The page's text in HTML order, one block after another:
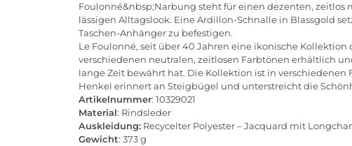
Foulonné&nbsp;Narbung steht für einen dezenten, zeitlos
lässigen Alltagslook. Eine Ardillon-Schnalle in Blassgold
Taschen-Anhänger zu befestigen.
Le Foulonné, seit über 40 Jahren eine ikonische
verschiedenen neutralen, zeitlosen Farbtönen erhältlich
lange Zeit bewährt hat. Die Kollektion ist in
Henkel erinnert an Steigbügel und unterstreicht die
Artikelnummer: 10329021
Material: Rindsleder
Auskleidung: Recycelter Polyester – Jacquard mit
Gewicht: 373 g